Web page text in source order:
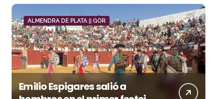
ALMENDRA DE PLATA || GOR
Emilio Espigares salió a